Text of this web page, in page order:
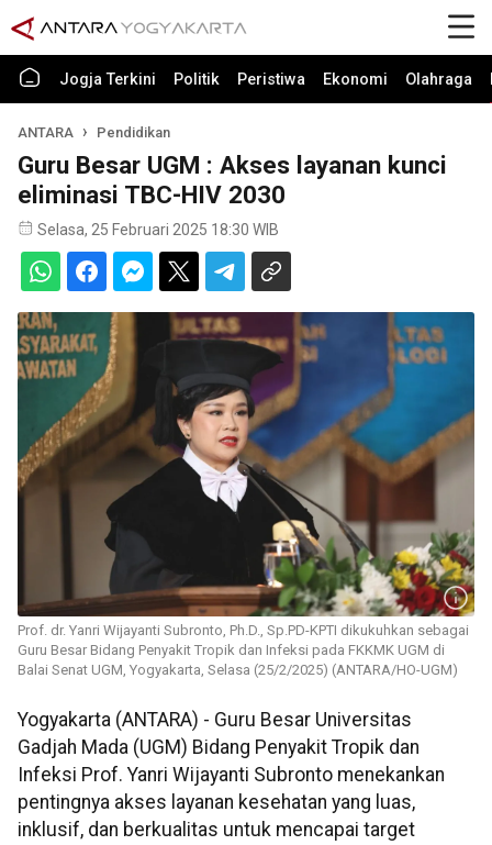
Jogja Terkini Politik Peristiwa Ekonomi Olahraga
ANTARA Pendidikan
Guru Besar UGM : Akses layanan kunci
eliminasi TBC-HIV 2030
Selasa, 25 Februari 2025 18:30 WIB
Prof. dr. Yanri Wijayanti Subronto, Ph.D., Sp.PD-KPTI dikukuhkan sebagai
Guru Besar Bidang Penyakit Tropik dan Infeksi pada FKKMK UGM di
Balai Senat UGM, Yogyakarta, Selasa (25/2/2025) (ANTARA/HO-UGM)
Yogyakarta (ANTARA) - Guru Besar Universitas
Gadjah Mada (UGM) Bidang Penyakit Tropik dan
Infeksi Prof. Yanri Wijayanti Subronto menekankan
pentingnya akses layanan kesehatan yang luas,
inklusif, dan berkualitas untuk mencapai target